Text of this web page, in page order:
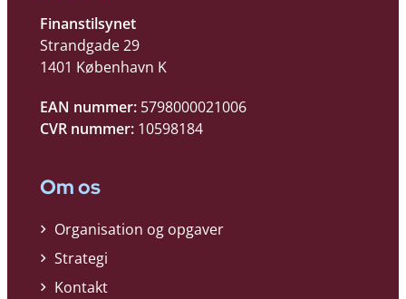
Finanstilsynet
Strandgade 29
1401 København K
EAN nummer: 5798000021006
CVR nummer: 10598184
Om os
Organisation og opgaver
Strategi
Kontakt